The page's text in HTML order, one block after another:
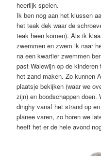
heerlijk spelen.
Ik ben nog aan het klussen
het teak dek waar de
teak heen komen). Als ik
zwemmen en zwem ik naar
na een kwartier zwemmen
past Walewijn op de
het zand maken. Zo kunnen
plaatsje bekijken (waar we
zijn) en boodschappen doen.
dinghy vanaf het strand op
planee varen, zo horen we
heeft het er de hele avond